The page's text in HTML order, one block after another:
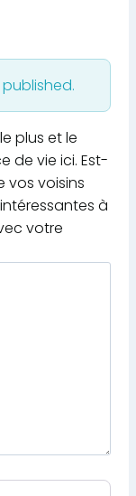
plus et le
de vie ici. Est-
vos voisins
à
votre